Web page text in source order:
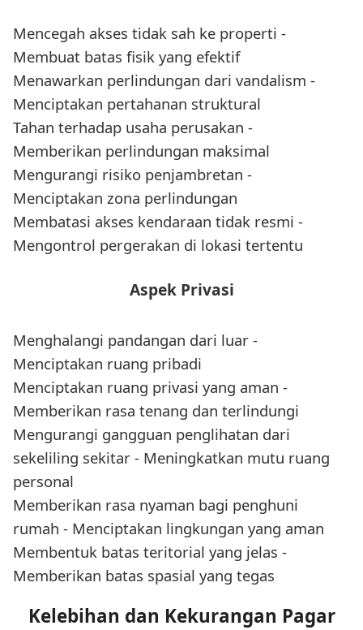
Mencegah akses tidak sah ke properti -
Membuat batas fisik yang efektif
Menawarkan perlindungan dari vandalism -
Menciptakan pertahanan struktural
Tahan terhadap usaha perusakan -
Memberikan perlindungan maksimal
Mengurangi risiko penjambretan -
Menciptakan zona perlindungan
Membatasi akses kendaraan tidak resmi -
Mengontrol pergerakan di lokasi tertentu
Aspek Privasi
Menghalangi pandangan dari luar -
Menciptakan ruang pribadi
Menciptakan ruang privasi yang aman -
Memberikan rasa tenang dan terlindungi
Mengurangi gangguan penglihatan dari
sekeliling sekitar - Meningkatkan mutu ruang
personal
Memberikan rasa nyaman bagi penghuni
rumah - Menciptakan lingkungan yang aman
Membentuk batas teritorial yang jelas -
Memberikan batas spasial yang tegas
Kelebihan dan Kekurangan Pagar